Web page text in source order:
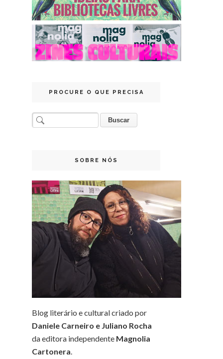
PROCURE O QUE PRECISA
SOBRE NÓS
Blog literário e cultural criado por
Daniele Carneiro e Juliano Rocha
da editora independente Magnolia
Cartonera.